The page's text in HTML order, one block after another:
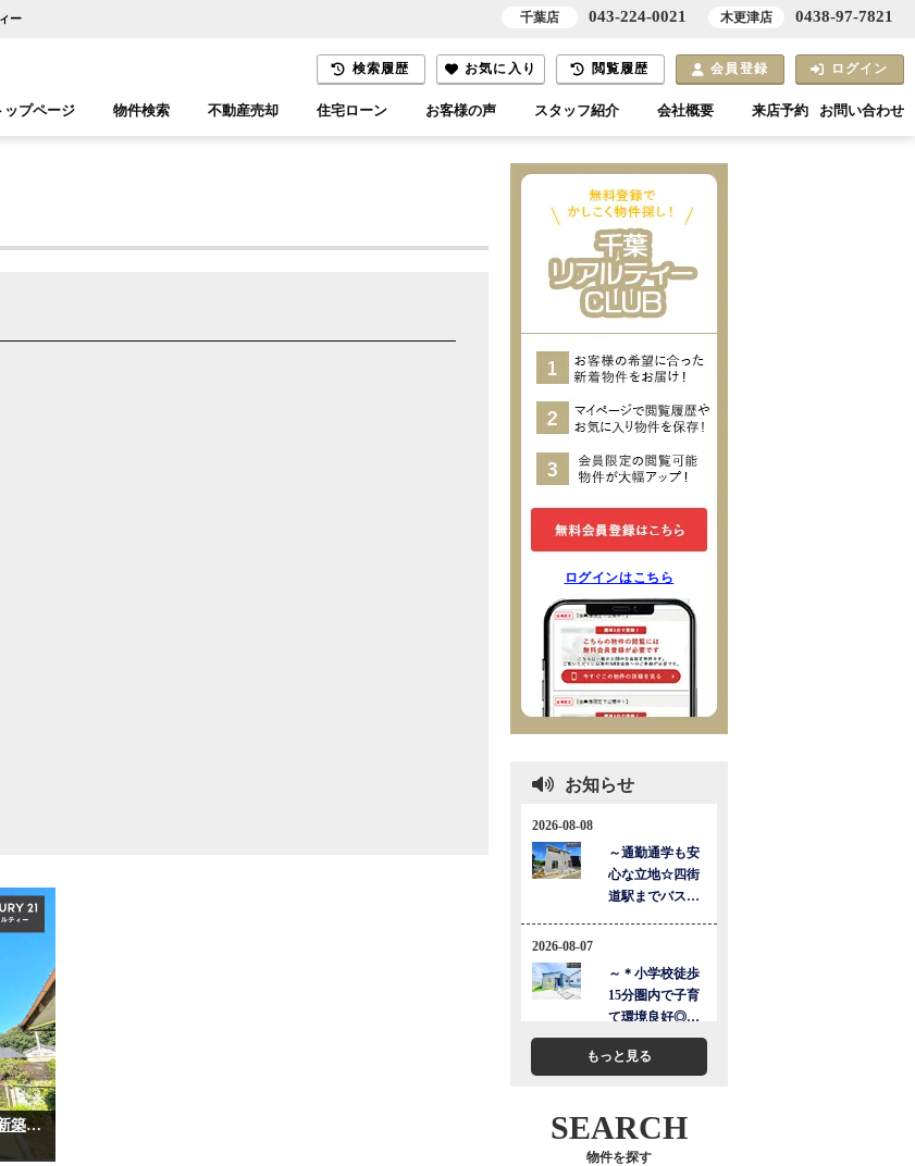
ー
検索履歴 お気に入り 閲覧履歴 会員登録 ログイン
ップページ 物件検索 不動産売却 住宅ローン お客様の声 スタッフ紹介 会社概要 来店予約 お問い合わせ
～千葉都市モノレール「桜木駅」徒歩６分！駅近の新築戸建！～＊＊千葉市若葉区桜木北１丁目＊＊
ログインはこちら
お知らせ
もっと見る
SEARCH
物件を探す
千葉店 043-224-0021 木更津店 0438-97-7821